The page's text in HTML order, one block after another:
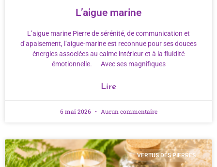
L’aigue marine
L’aigue marine Pierre de sérénité, de communication et
d’apaisement, l’aigue-marine est reconnue pour ses douces
énergies associées au calme intérieur et à la fluidité
émotionnelle. Avec ses magnifiques
Lire
6 mai 2026 Aucun commentaire
VERTUS DES PIERRES